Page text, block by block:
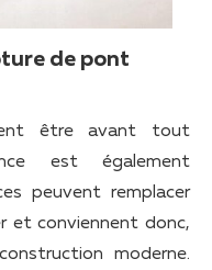
de pont
être avant tout
est également
peuvent remplacer
et conviennent donc,
moderne.